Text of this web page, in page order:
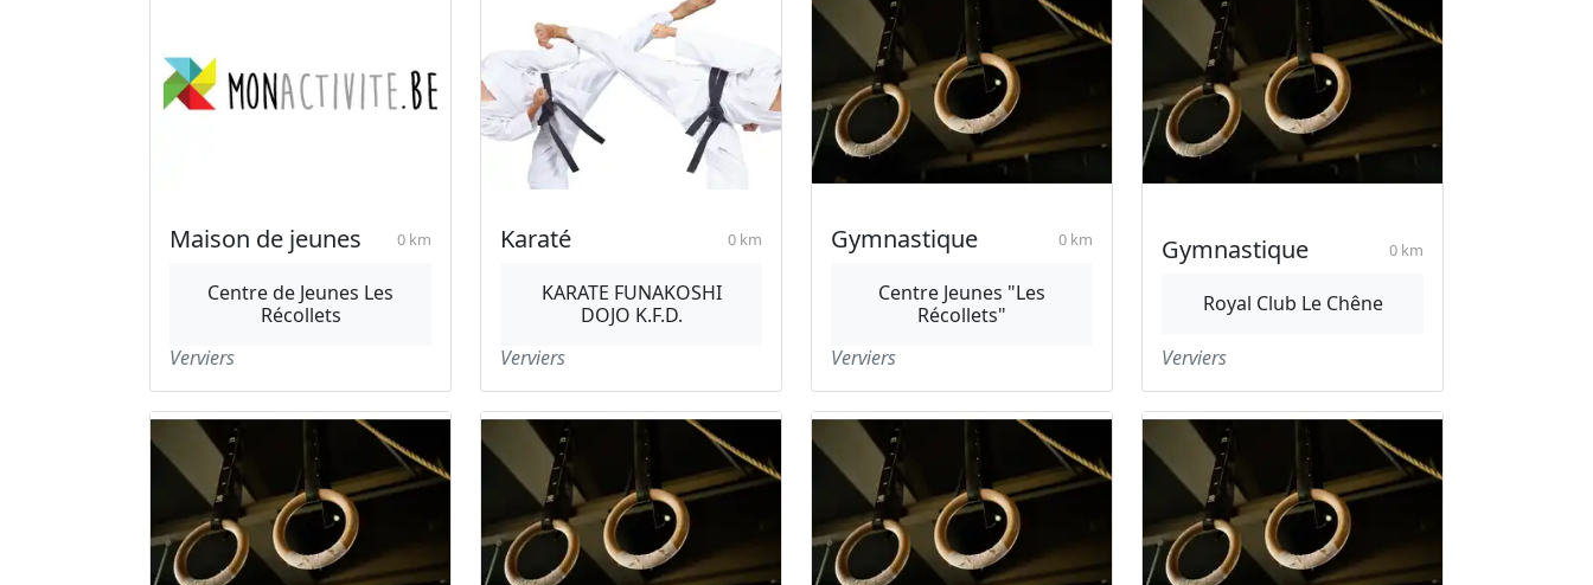
Maison de jeunes 0 km
Centre de Jeunes Les
Récollets
Verviers
Karaté 0 km
KARATE FUNAKOSHI
DOJO K.F.D.
Verviers
Gymnastique 0 km
Centre Jeunes "Les
Récollets"
Verviers
Gymnastique 0 km
Royal Club Le Chêne
Verviers